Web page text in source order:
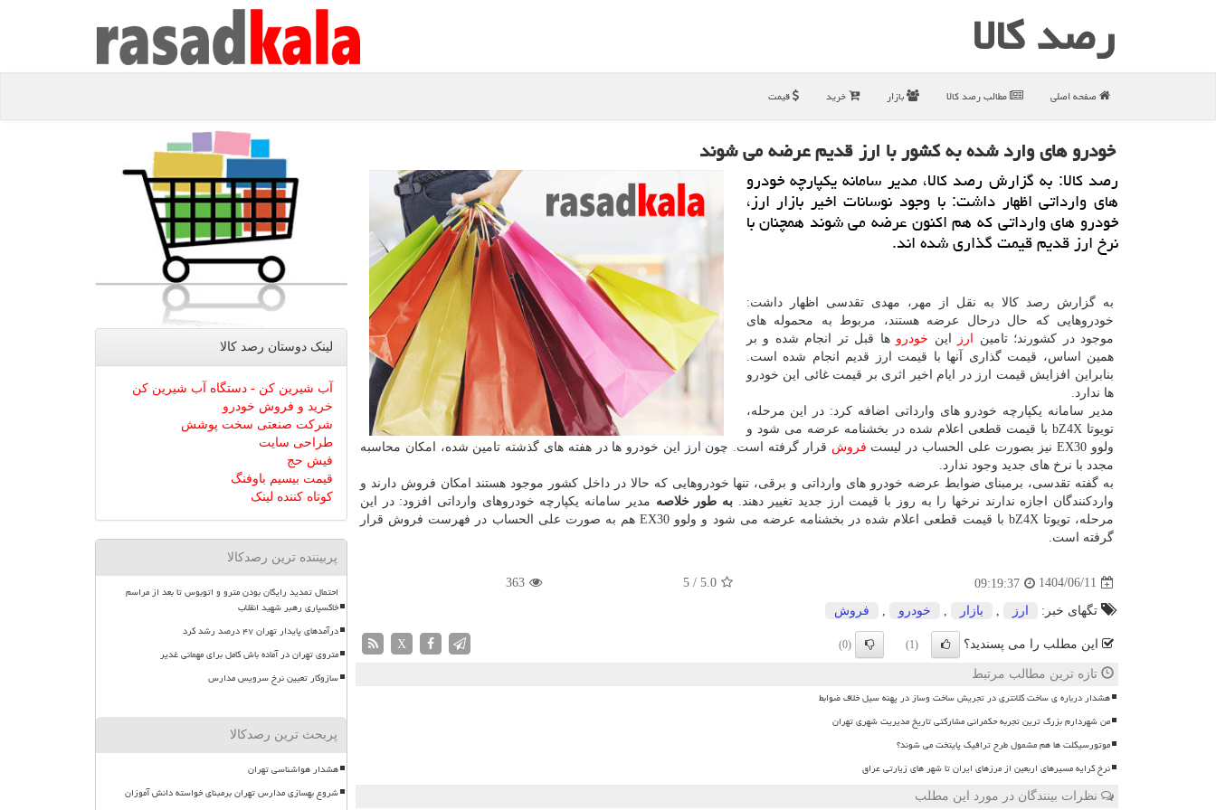
رصد كالا
صفحه اصلی مطالب رصد كالا بازار خرید قیمت
خودرو های وارد شده به کشور با ارز قدیم عرضه می شوند
رصد کالا: به گزارش رصد کالا، مدیر سامانه یکپارچه خودرو
های وارداتی اظهار داشت: با وجود نوسانات اخیر بازار ارز،
خودرو های وارداتی که هم اکنون عرضه می شوند همچنان با
نرخ ارز قدیم قیمت گذاری شده اند.
به گزارش رصد کالا به نقل از مهر، مهدی تقدسی اظهار داشت:
خودروهایی که حال درحال عرضه هستند، مربوط به محموله های
موجود در کشورند؛ تامین
ارز این خودرو ها قبل تر انجام شده و بر
همین اساس، قیمت گذاری آنها با قیمت ارز قدیم انجام شده است.
بنابراین افزایش قیمت ارز در ایام اخیر اثری بر قیمت غائی این خودرو
ها ندارد.
مدیر سامانه یکپارچه خودرو های وارداتی اضافه کرد: در این مرحله،
تویوتا bZ4X با قیمت قطعی اعلام شده در بخشنامه عرضه می شود و
ولوو EX30 نیز بصورت علی الحساب در لیست
فروش قرار گرفته است. چون ارز این خودرو ها در هفته های گذشته تامین شده، امکان محاسبه
مجدد با نرخ های جدید وجود ندارد.
به گفته تقدسی، برمبنای ضوابط عرضه خودرو های وارداتی و برقی، تنها خودروهایی که حالا در داخل کشور موجود هستند امکان فروش دارند و
واردکنندگان اجازه ندارند نرخها را به روز با قیمت ارز جدید تغییر دهند.به طور خلاصه مدیر سامانه یکپارچه خودروهای وارداتی افزود: در این
مرحله، تویوتا bZ4X با قیمت قطعی اعلام شده در بخشنامه عرضه می شود و ولوو EX30 هم به صورت علی الحساب در فهرست فروش قرار
گرفته است.
1404/06/11
09:19:37
5.0
/
5
363
تگهای خبر: ارز بازار خودرو فروش
این مطلب را می پسندید؟ (1)
(0)
X
تازه ترین مطالب مرتبط
هشدار درباره ی ساخت کلانتری در تجریش ساخت وساز در پهنه سیل خلاف ضوابط
من شهردارم بزرگ ترین تجربه حکمرانی مشارکتی تاریخ مدیریت شهری تهران
موتورسیکلت ها هم مشمول طرح ترافیک پایتخت می شوند؟
نرخ کرایه مسیرهای اربعین از مرزهای ایران تا شهر های زیارتی عراق
نظرات بینندگان در مورد این مطلب
لینک دوستان رصد كالا
آب شیرین کن - دستگاه آب شیرین کن
خرید و فروش خودرو
شرکت صنعتی سخت پوشش
طراحی سایت
فیش حج
قیمت بیسیم باوفنگ
کوتاه کننده لینک
پربیننده ترین رصدکالا
احتمال تمدید رایگان بودن مترو و اتوبوس تا بعد از مراسم
خاکسپاری رهبر شهید انقلاب
درآمدهای پایدار تهران ۴۷ درصد رشد کرد
متروی تهران در آماده باش کامل برای مهمانی غدیر
سازوکار تعیین نرخ سرویس مدارس
پربحث ترین رصدکالا
هشدار هواشناسی تهران
شروع بهسازی مدارس تهران برمبنای خواسته دانش آموزان